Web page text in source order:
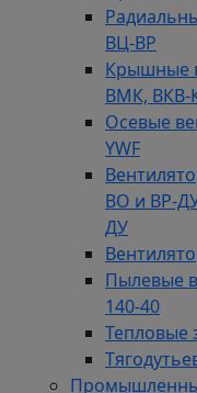
ВЦ-ВР
Крышные
ВМК, ВКВ-
Осевые
YWF
ВО и ВР-
ДУ
Пылевые
140-40
Тепловые